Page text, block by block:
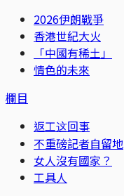
2026伊朗戰爭
香港世紀大火
「中國有稀土」
情色的未來
欄目
返工这回事
不重磅記者自留地
女人沒有國家？
工具人